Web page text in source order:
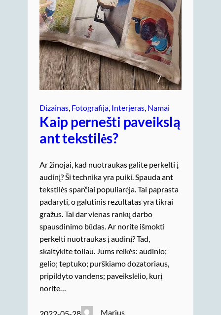
Dizainas Fotografija Interjeras Namai
Kaip pernešti paveikslą
ant tekstilės?
Ar žinojai, kad nuotraukas galite perkelti į
audinį? Ši technika yra puiki. Spauda ant
tekstilės sparčiai populiarėja. Tai paprasta
padaryti, o galutinis rezultatas yra tikrai
gražus. Tai dar vienas rankų darbo
spausdinimo būdas. Ar norite išmokti
perkelti nuotraukas į audinį? Tad,
skaitykite toliau. Jums reikės: audinio;
gelio; teptuko; purškiamo dozatoriaus,
pripildyto vandens; paveikslėlio, kurį
norite…
Marius